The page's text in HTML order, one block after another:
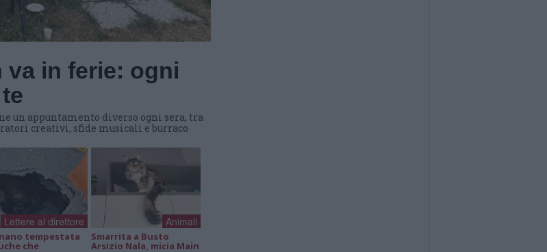
va in ferie: ogni
un appuntamento diverso ogni sera, tra
creativi, sfide musicali e burraco
Lettere al direttore
tempestata
che
Animali
Smarrita a Busto
Arsizio Nala, micia Main